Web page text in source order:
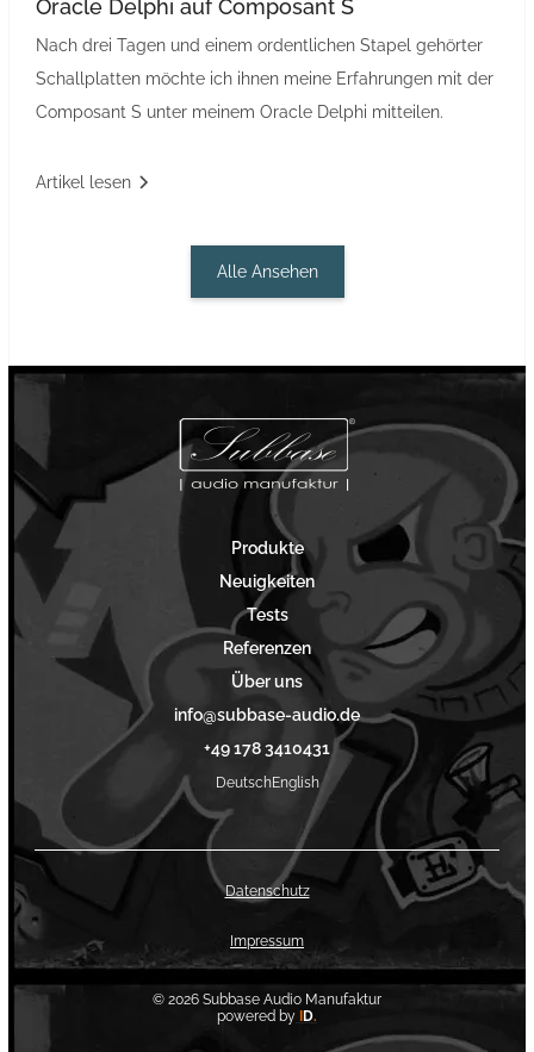
Oracle Delphi auf Composant S
Nach drei Tagen und einem ordentlichen Stapel gehörter
Schallplatten möchte ich ihnen meine Erfahrungen mit der
Composant S unter meinem Oracle Delphi mitteilen.
Artikel lesen
Alle Ansehen
Produkte
Neuigkeiten
Tests
Referenzen
Über uns
info@subbase-audio.de
+49 178 3410431
DeutschEnglish
© 2026 Subbase Audio Manufaktur
powered by ID.
Datenschutz
Impressum